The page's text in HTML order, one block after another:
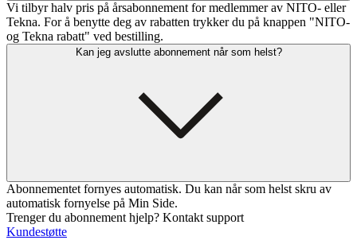
Vi tilbyr halv pris på årsabonnement for medlemmer av NITO- eller
Tekna. For å benytte deg av rabatten trykker du på knappen "NITO-
og Tekna rabatt" ved bestilling.
Kan jeg avslutte abonnement når som helst?
Abonnementet fornyes automatisk. Du kan når som helst skru av
automatisk fornyelse på Min Side.
Trenger du abonnement hjelp? Kontakt support
Kundestøtte